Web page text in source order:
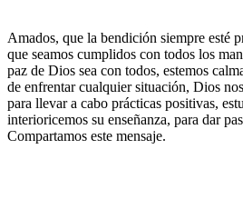
Amados, que la bendición siempre esté
que seamos cumplidos con todos los
paz de Dios sea con todos, estemos
de enfrentar cualquier situación, Dios
para llevar a cabo prácticas positivas,
interioricemos su enseñanza, para dar
Compartamos este mensaje.